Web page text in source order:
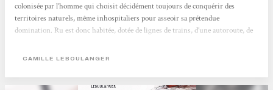
colonisée par l’homme qui choisit décidément toujours de conquérir des
territoires naturels, même inhospitaliers pour asseoir sa prétendue
domination. Ru est donc habitée, dotée de lignes de trains, d’une autoroute, de
Camille Leboulanger est aussi original qu’il est bien construit. On est
CAMILLE LEBOULANGER